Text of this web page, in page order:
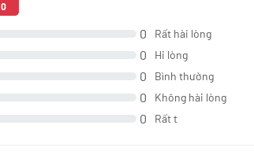
0
0 Rất hài lòng
0 Hi lòng
0 Bình thường
0 Không hài lòng
0 Rất t